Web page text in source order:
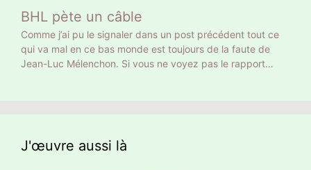
Donc la moitié n’ont pas voté pour son projet mais pour
faire barrage à Marine Le Pen. Curieusement, sur les
chaînes d’info on commente, dans la presse écrite on
éditorialise. Peu ont pointé ce mensonge initial. Comment
faire confiance à quelqu’un qui ment dès la première
Français moyen en 18 ans. On peut calculer autrement. 18
ans ce sont 216 mois. Donc Bernard Arnault a la même
empreinte carbone que 216 Français moyens. Et encore on
ne parle que de son jet privé. Ni de son yacht privé de 101
BHL pète un câble
Comme j’ai pu le signaler dans un post précédent tout ce
qui va mal en ce bas monde est toujours de la faute de
Jean-Luc Mélenchon. Si vous ne voyez pas le rapport
J'œuvre aussi là